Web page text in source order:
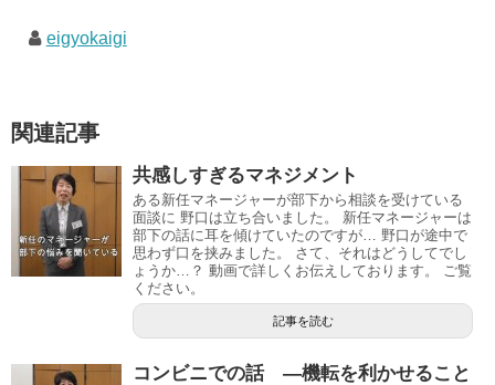
eigyokaigi
関連記事
共感しすぎるマネジメント
ある新任マネージャーが部下から相談を受けている
面談に 野口は立ち合いました。 新任マネージャーは
部下の話に耳を傾けていたのですが… 野口が途中で
思わず口を挟みました。 さて、それはどうしてでし
ょうか…？ 動画で詳しくお伝えしております。 ご覧
ください。
記事を読む
コンビニでの話 ―機転を利かせること